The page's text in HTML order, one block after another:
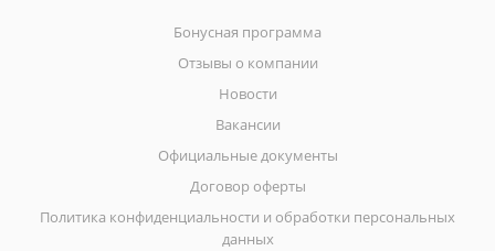
Бонусная программа
Отзывы о компании
Новости
Вакансии
Официальные документы
Договор оферты
Политика конфиденциальности и обработки персональных
данных